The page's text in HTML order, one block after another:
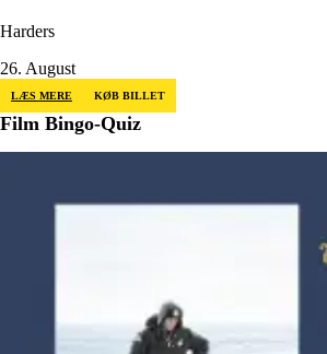
Harders
26. August
LÆS MERE KØB BILLET
Film Bingo-Quiz